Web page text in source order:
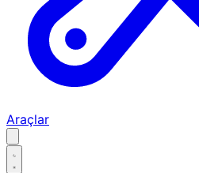
Araçlar